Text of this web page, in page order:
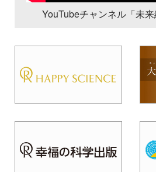
YouTubeチャンネル「未